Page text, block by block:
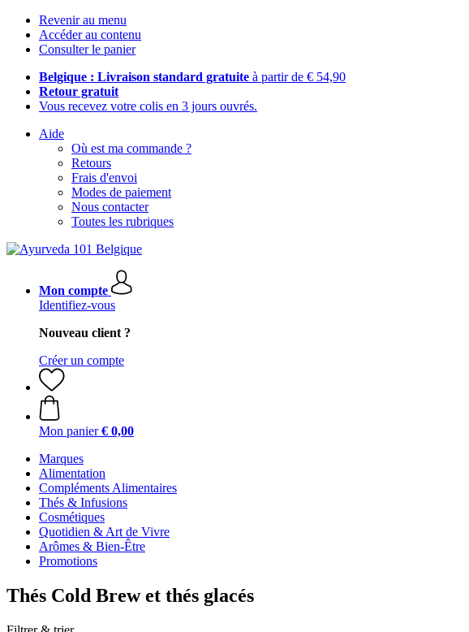
Revenir au menu
Accéder au contenu
Consulter le panier
Belgique : Livraison standard gratuite à partir de € 54,90
Retour gratuit
Vous recevez votre colis en 3 jours ouvrés.
Aide
Où est ma commande ?
Retours
Frais d'envoi
Modes de paiement
Nous contacter
Toutes les rubriques
Mon compte
Identifiez-vous
Nouveau client ?
Créer un compte
Mon panier € 0,00
Marques
Alimentation
Compléments Alimentaires
Thés & Infusions
Cosmétiques
Quotidien & Art de Vivre
Arômes & Bien-Être
Promotions
Thés Cold Brew et thés glacés